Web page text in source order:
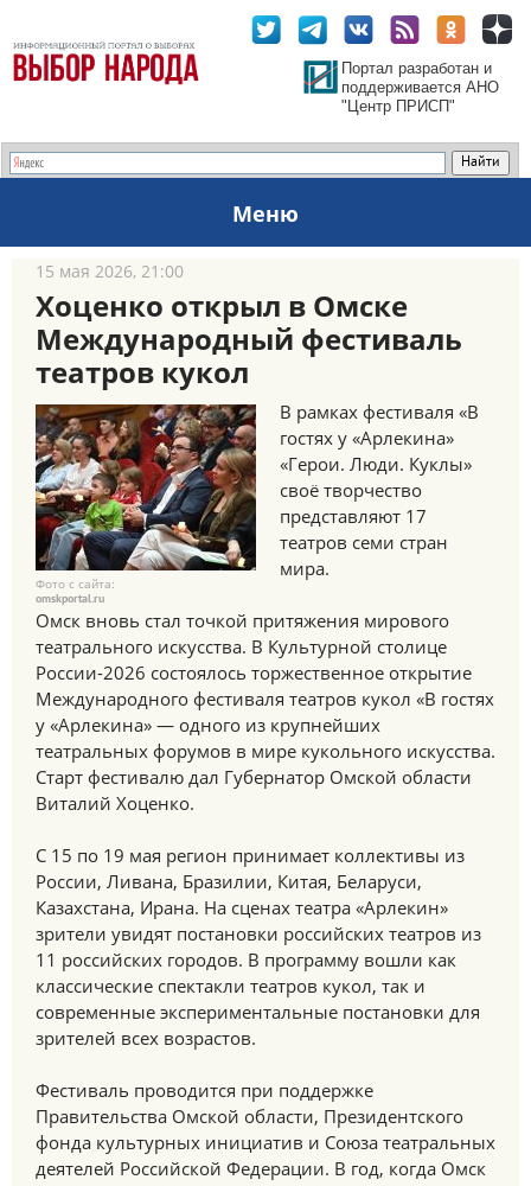
Портал разработан и
поддерживается АНО
"Центр ПРИСП"
Меню
15 мая 2026, 21:00
Хоценко открыл в Омске
Международный фестиваль
театров кукол
Фото с сайта:
omskportal.ru
В рамках фестиваля «В
гостях у «Арлекина»
«Герои. Люди. Куклы»
своё творчество
представляют 17
театров семи стран
мира.
Омск вновь стал точкой притяжения мирового
театрального искусства. В Культурной столице
России-2026 состоялось торжественное открытие
Международного фестиваля театров кукол «В гостях
у «Арлекина» — одного из крупнейших
театральных форумов в мире кукольного искусства.
Старт фестивалю дал Губернатор Омской области
Виталий Хоценко.
С 15 по 19 мая регион принимает коллективы из
России, Ливана, Бразилии, Китая, Беларуси,
Казахстана, Ирана. На сценах театра «Арлекин»
зрители увидят постановки российских театров из
11 российских городов. В программу вошли как
классические спектакли театров кукол, так и
современные экспериментальные постановки для
зрителей всех возрастов.
Фестиваль проводится при поддержке
Правительства Омской области, Президентского
фонда культурных инициатив и Союза театральных
деятелей Российской Федерации. В год, когда Омск